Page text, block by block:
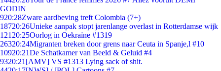
GODIN
920:28Zware aardbeving treft Colombia (7+)
18720:26Unieke aanpak stopt jarenlange overlast in Rotterdamse wijk
121 20:25Oorlog in Oekraïne #1319
26320:24Migranten breken door grens naar Ceuta in Spanje,l #10
10920:21De Schatkamer van Beeld & Geluid #4
9320:21 [AMV] VS #1313 Lying sack of shit.